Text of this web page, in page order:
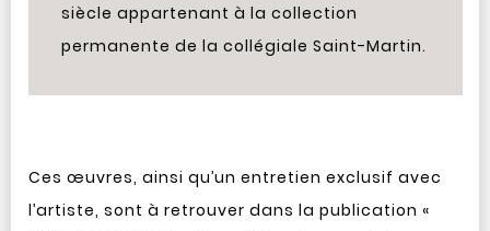
siècle appartenant à la collection
permanente de la collégiale Saint-Martin.
Ces œuvres, ainsi qu’un entretien exclusif avec
l’artiste, sont à retrouver dans la publication «